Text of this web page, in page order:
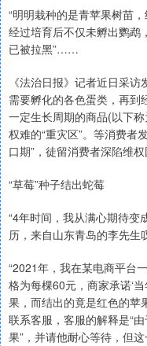
“明明栽种的是青苹果树苗
经过培育后不仅未孵出鹦鹉
已被拉黑”……
《法治日报》记者近日采
需要孵化的各色蛋类，再到
一定生长周期的商品(以下
权难的“重灾区”。等消费者
口期”，徒留消费者深陷维权
“草莓”种子结出蛇莓
“4年时间，我从满心期待变
历，来自山东青岛的李先生
“2021年，我在某电商平台
格为每棵60元，商家承诺‘
果，而结出的竟是红色的苹
联系客服，客服的解释是“
果”，并请他耐心等待，但这